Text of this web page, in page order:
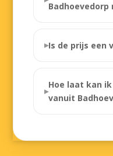
Badhoevedorp
Is de prijs een
Hoe laat kan
vanuit